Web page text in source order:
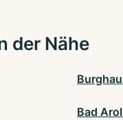
der Nähe
Bad